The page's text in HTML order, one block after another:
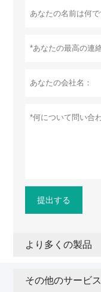
提出する
より多くの製品
その他のサービス